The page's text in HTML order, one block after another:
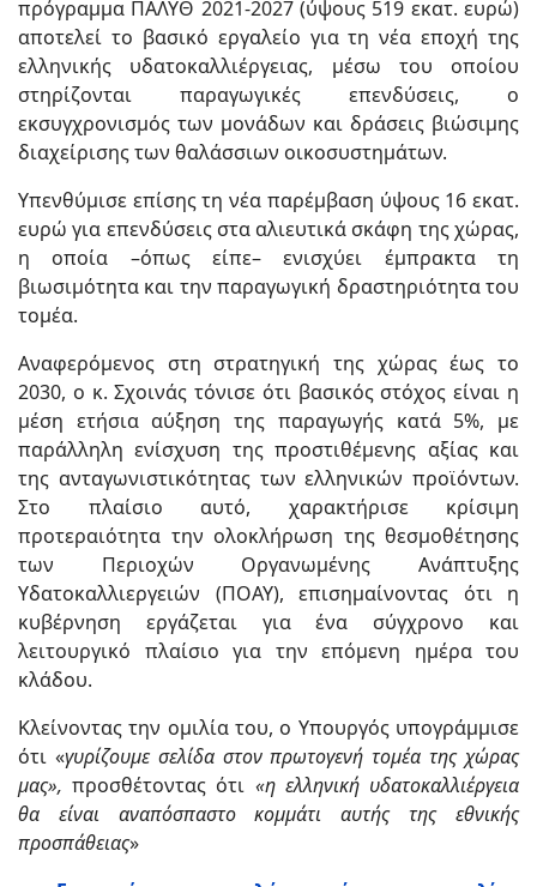
πρόγραμμα ΠΑΛΥΘ 2021-2027 (ύψους 519 εκατ. ευρώ)
αποτελεί το βασικό εργαλείο για τη νέα εποχή της
ελληνικής υδατοκαλλιέργειας, μέσω του οποίου
στηρίζονται παραγωγικές επενδύσεις, ο
εκσυγχρονισμός των μονάδων και δράσεις βιώσιμης
διαχείρισης των θαλάσσιων οικοσυστημάτων.
Υπενθύμισε επίσης τη νέα παρέμβαση ύψους 16 εκατ.
ευρώ για επενδύσεις στα αλιευτικά σκάφη της χώρας,
η οποία –όπως είπε– ενισχύει έμπρακτα τη
βιωσιμότητα και την παραγωγική δραστηριότητα του
τομέα.
Αναφερόμενος στη στρατηγική της χώρας έως το
2030, ο κ. Σχοινάς τόνισε ότι βασικός στόχος είναι η
μέση ετήσια αύξηση της παραγωγής κατά 5%, με
παράλληλη ενίσχυση της προστιθέμενης αξίας και
της ανταγωνιστικότητας των ελληνικών προϊόντων.
Στο πλαίσιο αυτό, χαρακτήρισε κρίσιμη
προτεραιότητα την ολοκλήρωση της θεσμοθέτησης
των Περιοχών Οργανωμένης Ανάπτυξης
Υδατοκαλλιεργειών (ΠΟΑΥ), επισημαίνοντας ότι η
κυβέρνηση εργάζεται για ένα σύγχρονο και
λειτουργικό πλαίσιο για την επόμενη ημέρα του
κλάδου.
Κλείνοντας την ομιλία του, ο Υπουργός υπογράμμισε
ότι «γυρίζουμε σελίδα στον πρωτογενή τομέα της χώρας
μας»,προσθέτοντας ότι «η ελληνική υδατοκαλλιέργεια
θα είναι αναπόσπαστο κομμάτι αυτής της εθνικής
προσπάθειας»